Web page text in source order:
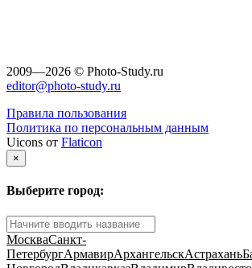
2009—2026 © Photo-Study.ru
editor@photo-study.ru
Правила пользования
Политика по персональным данным
Uicons от Flaticon
×
Выберите город:
МоскваСанкт-
ПетербургАрмавирАрхангельскАстрахань